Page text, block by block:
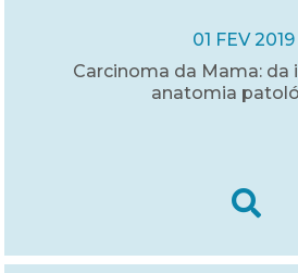
01 FEV 2019
Carcinoma da Mama: da
anatomia